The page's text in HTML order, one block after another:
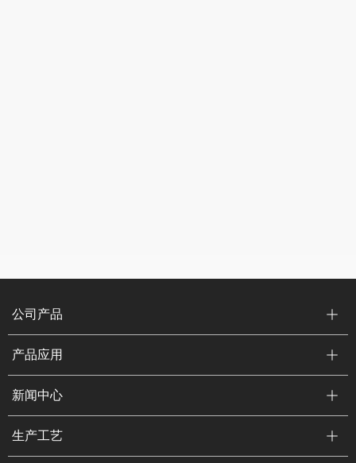
公司产品
产品应用
新闻中心
生产工艺